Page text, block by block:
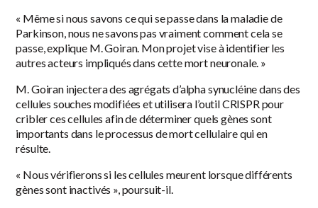
« Même si nous savons ce qui se passe dans la maladie de
Parkinson, nous ne savons pas vraiment comment cela se
passe, explique M. Goiran. Mon projet vise à identifier les
autres acteurs impliqués dans cette mort neuronale. »
M. Goiran injectera des agrégats d’alpha synucléine dans des
cellules souches modifiées et utilisera l’outil CRISPR pour
cribler ces cellules afin de déterminer quels gènes sont
importants dans le processus de mort cellulaire qui en
résulte.
« Nous vérifierons si les cellules meurent lorsque différents
gènes sont inactivés », poursuit-il.